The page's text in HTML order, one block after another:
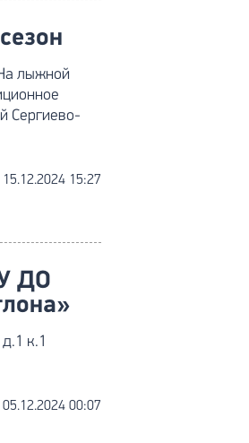
лыжной
Сергиево-
15.12.2024 15:27
ДО
к.1
05.12.2024 00:07